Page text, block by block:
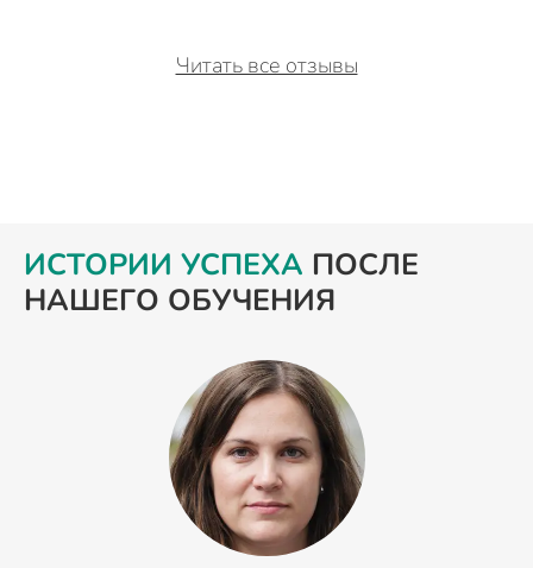
Читать все отзывы
ИСТОРИИ УСПЕХА ПОСЛЕ
НАШЕГО ОБУЧЕНИЯ